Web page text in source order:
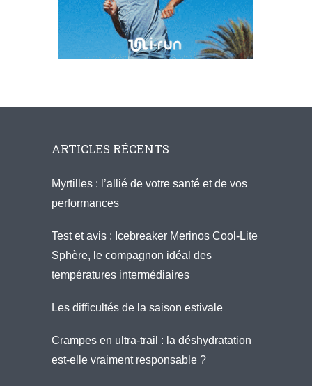
ARTICLES RÉCENTS
Myrtilles : l’allié de votre santé et de vos
performances
Test et avis : Icebreaker Merinos Cool-Lite
Sphère, le compagnon idéal des
températures intermédiaires
Les difficultés de la saison estivale
Crampes en ultra-trail : la déshydratation
est-elle vraiment responsable ?